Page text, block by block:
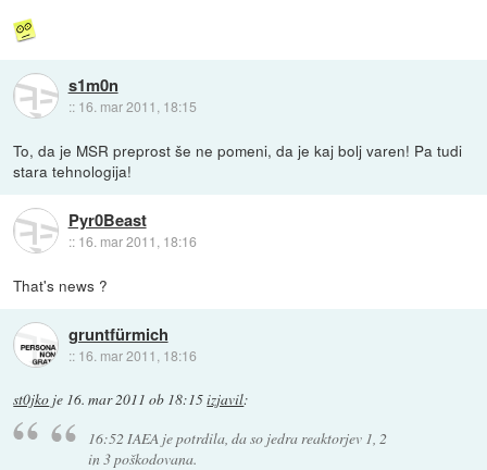
s1m0n
:: 16. mar 2011, 18:15
To, da je MSR preprost še ne pomeni, da je kaj bolj varen! Pa tudi
stara tehnologija!
Pyr0Beast
:: 16. mar 2011, 18:16
That's news ?
gruntfürmich
:: 16. mar 2011, 18:16
st0jko je 16. mar 2011 ob 18:15izjavil:
16:52 IAEA je potrdila, da so jedra reaktorjev 1, 2
in 3 poškodovana.